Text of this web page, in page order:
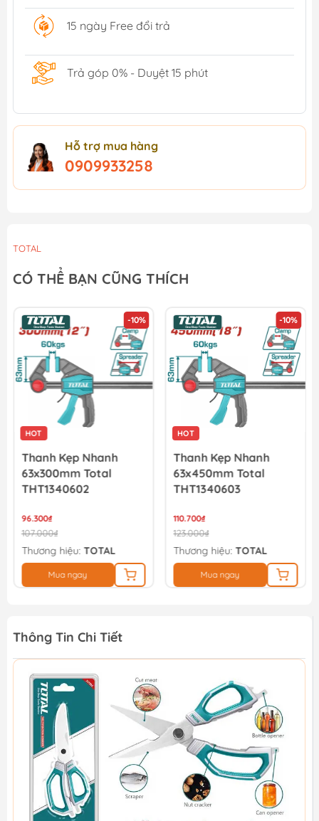
15 ngày Free đổi trả
Trả góp 0% - Duyệt 15 phút
Hỗ trợ mua hàng
0909933258
TOTAL
CÓ THỂ BẠN CŨNG THÍCH
-10%
HOT
Thanh Kẹp Nhanh
63x300mm Total
THT1340602
96.300₫
107.000₫
Thương hiệu: TOTAL
Mua ngay
-10%
HOT
Thanh Kẹp Nhanh
63x450mm Total
THT1340603
110.700₫
123.000₫
Thương hiệu:TOTAL
Mua ngay
Thông Tin Chi Tiết